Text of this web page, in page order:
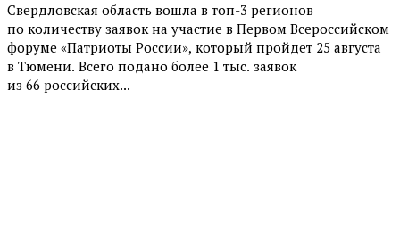
Свердловская область вошла в топ-3 регионов
по количеству заявок на участие в Первом Всероссийском
форуме «Патриоты России», который пройдет 25 августа
в Тюмени. Всего подано более 1 тыс. заявок
из 66 российских...